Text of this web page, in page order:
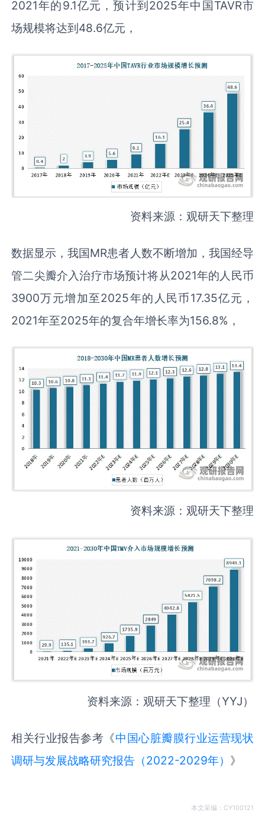
2021年的9.1亿元，预计到2025年中国TAVR市
场规模将达到48.6亿元，
资料来源：观研天下整理
数据显示，我国MR患者人数不断增加，我国经导
管二尖瓣介入治疗市场预计将从2021年的人民币
3900万元增加至2025年的人民币17.35亿元，
2021年至2025年的复合年增长率为156.8%，
资料来源：观研天下整理
资料来源：观研天下整理（YYJ）
相关行业报告参考《中国心脏瓣膜行业运营现状
调研与发展战略研究报告（2022-2029年） 》
本文采编：CY100121